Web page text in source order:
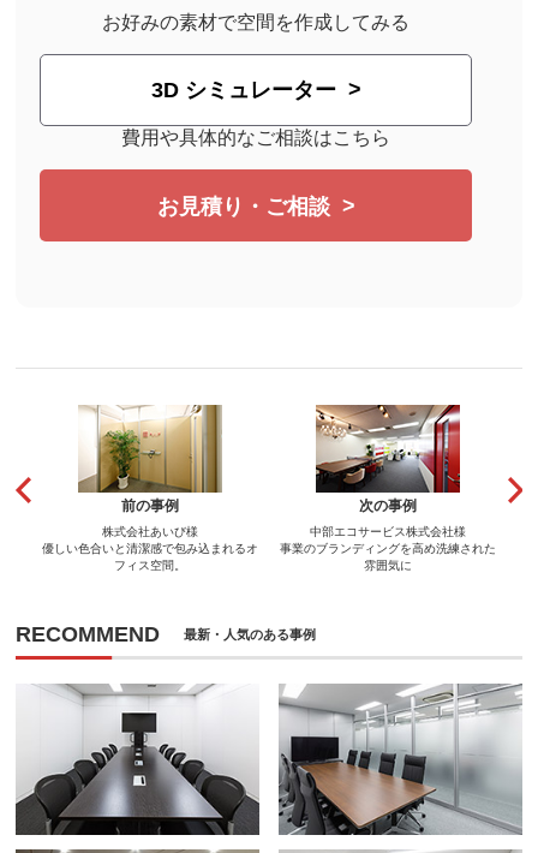
お好みの素材で空間を作成してみる
3D シミュレーター
費用や具体的なご相談はこちら
お見積り・ご相談
前の事例
株式会社あいび様
優しい色合いと清潔感で包み込まれるオ
フィス空間。
次の事例
中部エコサービス株式会社様
事業のブランディングを高め洗練された
雰囲気に
RECOMMEND 最新・人気のある事例